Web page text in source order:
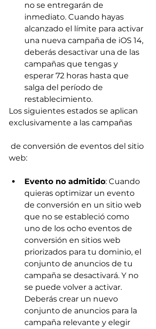
no se entregarán de
inmediato. Cuando hayas
alcanzado el límite para activar
una nueva campaña de iOS 14,
deberás desactivar una de las
campañas que tengas y
esperar 72 horas hasta que
salga del período de
restablecimiento.
Los siguientes estados se aplican
exclusivamente a las campañas
web:
Evento no admitido: Cuando
quieras optimizar un evento
de conversión en un sitio web
que no se estableció como
uno de los ocho eventos de
conversión en sitios web
priorizados para tu dominio, el
conjunto de anuncios de tu
campaña se desactivará. Y no
se puede volver a activar.
Deberás crear un nuevo
conjunto de anuncios para la
campaña relevante y elegir